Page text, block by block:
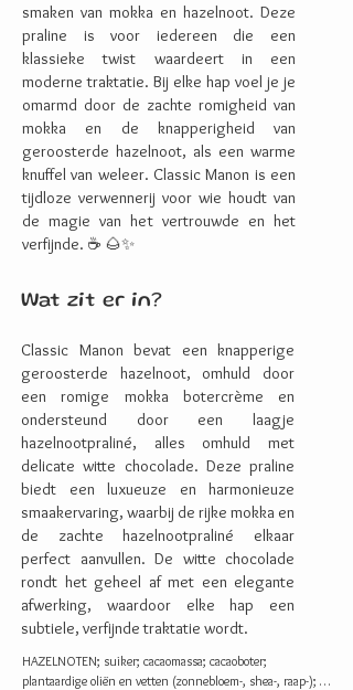
smaken van mokka en hazelnoot. Deze
praline is voor iedereen die een
klassieke twist waardeert in een
moderne traktatie. Bij elke hap voel je je
omarmd door de zachte romigheid van
mokka en de knapperigheid van
geroosterde hazelnoot, als een warme
knuffel van weleer. Classic Manon is een
tijdloze verwennerij voor wie houdt van
de magie van het vertrouwde en het
verfijnde. ☕ 🌰✨
Wat zit er in?
Classic Manon bevat een knapperige
geroosterde hazelnoot, omhuld door
een romige mokka botercrème en
ondersteund door een laagje
hazelnootpraliné, alles omhuld met
delicate witte chocolade. Deze praline
biedt een luxueuze en harmonieuze
smaakervaring, waarbij de rijke mokka en
de zachte hazelnootpraliné elkaar
perfect aanvullen. De witte chocolade
rondt het geheel af met een elegante
afwerking, waardoor elke hap een
subtiele, verfijnde traktatie wordt.
HAZELNOTEN; suiker; cacaomassa; cacaoboter;
plantaardige oliën en vetten (zonnebloem-, shea-, raap-);